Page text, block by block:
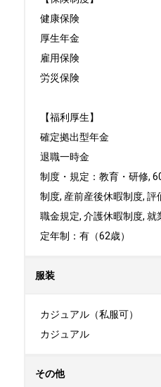
健康保険
厚生年金
雇用保険
労災保険
【福利厚生】
確定拠出型年金
退職一時金
制度・規定：教育・研修,
制度, 産前産後休暇制度, 評
職金規定, 介護休暇制度, 就
定年制：有（62歳）
服装
カジュアル（私服可）
カジュアル
その他